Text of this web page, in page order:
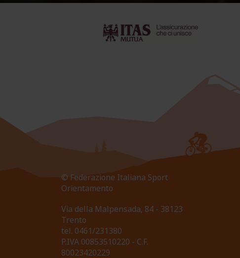
© Federazione Italiana Sport
Orientamento
Via della Malpensada, 84 - 38123
Trento
tel. 0461/231380
P.IVA 00853510220 - C.F.
80023420229